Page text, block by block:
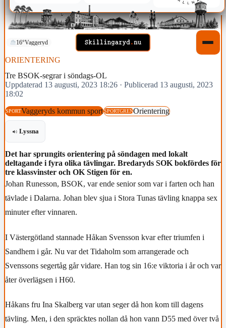
16°Vaggeryd
ORIENTERING
Tre BSOK-segrar i söndags-OL
Uppdaterad 13 augusti, 2023 18:26 · Publicerad 13 augusti, 2023
18:02
SPORTVaggeryds kommun sportSPORTGRENOrientering
Lyssna
Det har sprungits orientering på söndagen med lokalt
deltagande i fyra olika tävlingar. Bredaryds SOK bokfördes för
tre klassvinster och OK Stigen för en.
Johan Runesson, BSOK, var ende senior som var i farten och han
tävlade i Dalarna. Johan blev sjua i Stora Tunas tävling knappa sex
minuter efter vinnaren.
I Västergötland stannade Håkan Svensson kvar efter triumfen i
Sandhem i går. Nu var det Tidaholm som arrangerade och
Svenssons segertåg går vidare. Han tog sin 16:e viktoria i år och var
åter överlägsen i H60.
Håkans fru Ina Skalberg var utan seger då hon kom till dagens
tävling. Men, i den spräcktes nollan då hon vann D55 med över två